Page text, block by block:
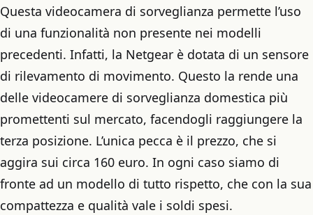
Questa videocamera di sorveglianza permette l’uso
di una funzionalità non presente nei modelli
precedenti. Infatti, la Netgear è dotata di un sensore
di rilevamento di movimento. Questo la rende una
delle videocamere di sorveglianza domestica più
promettenti sul mercato, facendogli raggiungere la
terza posizione. L’unica pecca è il prezzo, che si
aggira sui circa 160 euro. In ogni caso siamo di
fronte ad un modello di tutto rispetto, che con la sua
compattezza e qualità vale i soldi spesi.